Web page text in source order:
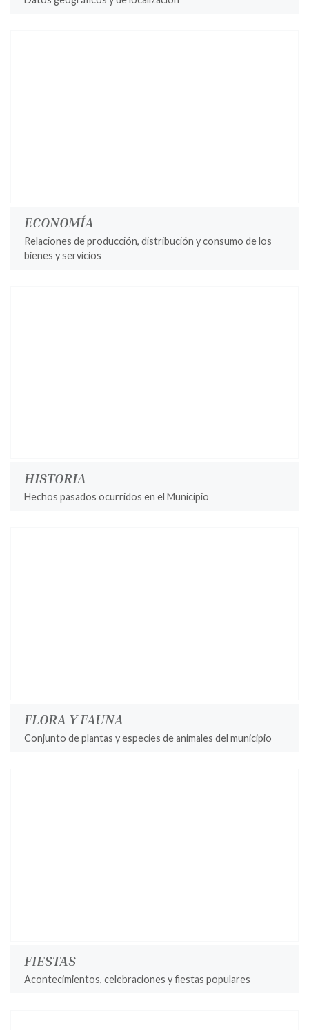
ECONOMÍA
Relaciones de producción, distribución y consumo de los
bienes y servicios
HISTORIA
Hechos pasados ocurridos en el Municipio
FLORA Y FAUNA
Conjunto de plantas y especies de animales del municipio
FIESTAS
Acontecimientos, celebraciones y fiestas populares